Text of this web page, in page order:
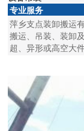
专业服务
萍乡支点装卸搬运
搬运、吊装、装卸
超、异形或高空大